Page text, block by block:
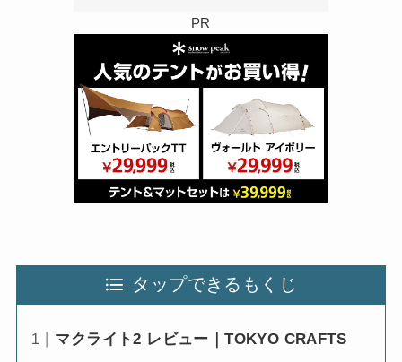
PR
タップできるもくじ
マクライト2 レビュー｜TOKYO CRAFTS